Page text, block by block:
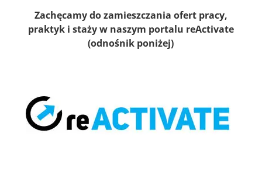
Zachęcamy do zamieszczania ofert pracy,
praktyk i staży w naszym portalu reActivate
(odnośnik poniżej)